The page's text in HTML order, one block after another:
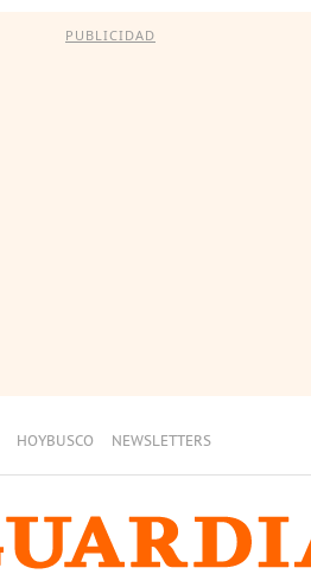
PUBLICIDAD
HOYBUSCO NEWSLETTERS